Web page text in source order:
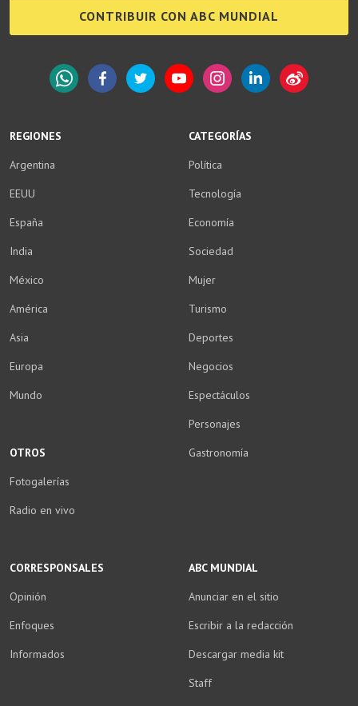
REGIONES
Argentina
EEUU
España
India
México
América
Asia
Europa
Mundo
CATEGORÍAS
Política
Tecnología
Economía
Sociedad
Mujer
Turismo
Deportes
Negocios
Espectáculos
Personajes
Gastronomía
CORRESPONSALES
Opinión
Enfoques
Informados
OTROS
Fotogalerías
Radio en vivo
ABC MUNDIAL
Anunciar en el sitio
Escribir a la redacción
Descargar media kit
Staff
CONTRIBUIR CON ABC MUNDIAL